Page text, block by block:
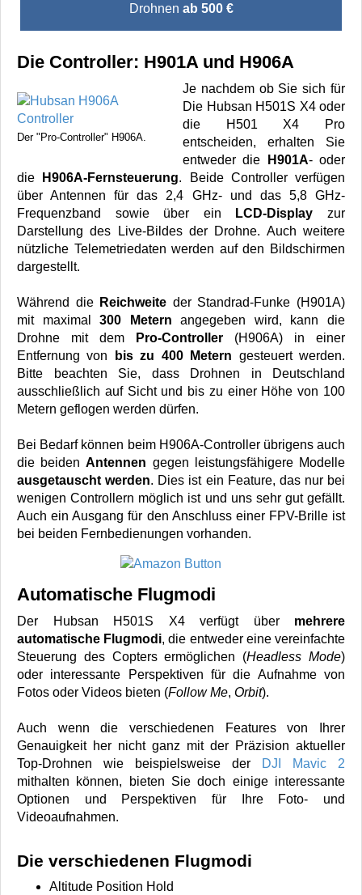
Drohnen ab 500 €
Die Controller: H901A und H906A
Der "Pro-Controller" H906A.
Je nachdem ob Sie sich für
Die Hubsan H501S X4 oder
die H501 X4 Pro
entscheiden, erhalten Sie
entweder die
H901A- oder
die
H906A-Fernsteuerung. Beide Controller verfügen
über Antennen für das 2,4 GHz- und das 5,8 GHz-
Frequenzband sowie über ein
LCD-Display zur
Darstellung des Live-Bildes der Drohne. Auch weitere
nützliche Telemetriedaten werden auf den Bildschirmen
dargestellt.
Während die Reichweite der Standrad-Funke (H901A)
mit maximal300 Metern angegeben wird, kann die
Drohne mit dem
Pro-Controller (H906A) in einer
Entfernung von
bis zu 400 Metern gesteuert werden.
Bitte beachten Sie, dass Drohnen in Deutschland
ausschließlich auf Sicht und bis zu einer Höhe von 100
Metern geflogen werden dürfen.
Bei Bedarf können beim H906A-Controller übrigens auch
die beidenAntennen gegen leistungsfähigere Modelle
ausgetauscht werden. Dies ist ein Feature, das nur bei
wenigen Controllern möglich ist und uns sehr gut gefällt.
Auch ein Ausgang für den Anschluss einer FPV-Brille ist
bei beiden Fernbedienungen vorhanden.
Automatische Flugmodi
Der Hubsan H501S X4 verfügt über mehrere
automatische Flugmodi, die entweder eine vereinfachte
Steuerung des Copters ermöglichen (Headless Mode)
oder interessante Perspektiven für die Aufnahme von
Fotos oder Videos bieten (Follow Me, Orbit).
Auch wenn die verschiedenen Features von Ihrer
Genauigkeit her nicht ganz mit der Präzision aktueller
Top-Drohnen wie beispielsweise der
DJI Mavic 2
mithalten können, bieten Sie doch einige interessante
Optionen und Perspektiven für Ihre Foto- und
Videoaufnahmen.
Die verschiedenen Flugmodi
Altitude Position Hold